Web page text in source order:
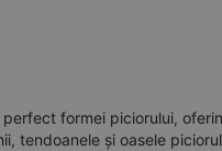
formei piciorului,
tendoanele și oasele